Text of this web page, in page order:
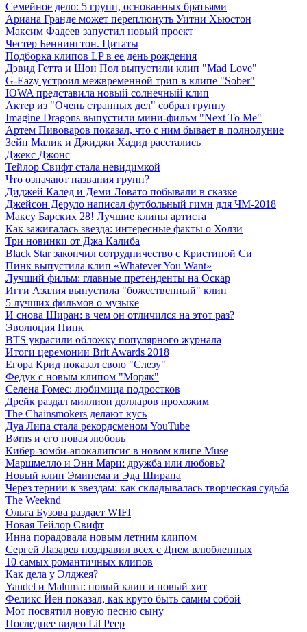
Семейное дело: 5 групп, основанных братьями
Ариана Гранде может переплюнуть Уитни Хьюстон
Максим Фадеев запустил новый проект
Честер Беннингтон. Цитаты
Подборка клипов LP в ее день рождения
Дэвид Гетта и Шон Пол выпустили клип "Mad Love"
G-Eazy устроил межвременной трип в клипе "Sober"
IOWA представила новый солнечный клип
Актер из "Очень странных дел" собрал группу
Imagine Dragons выпустили мини-фильм "Next To Me"
Артем Пивоваров показал, что с ним бывает в полнолуние
Зейн Малик и Джиджи Хадид расстались
Джекс Джонс
Тейлор Свифт стала невидимкой
Что означают названия групп?
Диджей Калед и Деми Ловато побывали в сказке
Джейсон Деруло написал футбольный гимн для ЧМ-2018
Максу Барских 28! Лучшие клипы артиста
Как зажигалась звезда: интересные факты о Холзи
Три новинки от Джа Калиба
Black Star закончил сотрудничество с Кристиной Си
Пинк выпустила клип «Whatever You Want»
Лучший фильм: главные претенденты на Оскар
Игги Азалия выпустила "божественный" клип
5 лучших фильмов о музыке
И снова Ширан: в чем он отличился на этот раз?
Эволюция Пинк
BTS украсили обложку популярного журнала
Итоги церемонии Brit Awards 2018
Егора Крид показал свою "Слезу"
Федук с новым клипом "Моряк"
Селена Гомес: любимица подростков
Дрейк раздал миллион долларов прохожим
The Chainsmokers делают кусь
Дуа Липа стала рекордсменом YouTube
Børns и его новая любовь
Кибер-зомби-апокалипсис в новом клипе Muse
Маршмелло и Энн Мари: дружба или любовь?
Новый клип Эминема и Эда Ширана
Через тернии к звездам: как складывалась творческая судьба
The Weeknd
Ольга Бузова раздает WIFI
Новая Тейлор Свифт
Инна порадовала новым летним клипом
Сергей Лазарев поздравил всех с Днем влюбленных
10 самых романтичных клипов
Как дела у Элджея?
Yandel и Maluma: новый клип и новый хит
Феликс Йен показал, как круто быть самим собой
Мот посвятил новую песню сыну
Последнее видео Lil Peep